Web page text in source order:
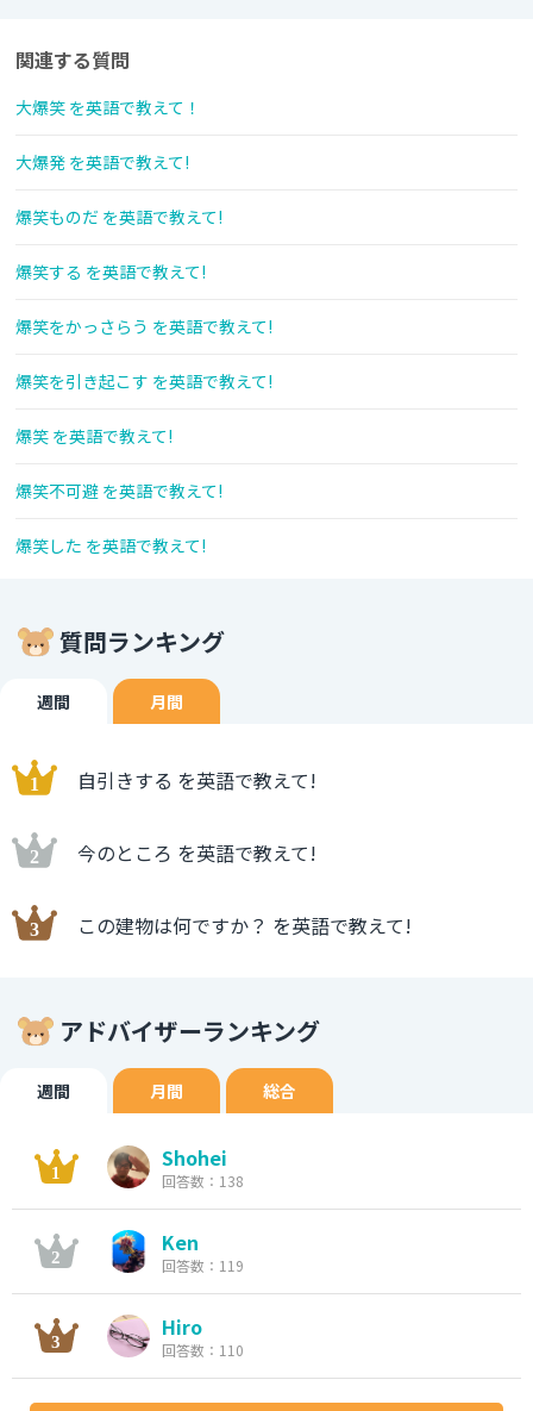
関連する質問
大爆笑 を英語で教えて！
大爆発 を英語で教えて!
爆笑ものだ を英語で教えて!
爆笑する を英語で教えて!
爆笑をかっさらう を英語で教えて!
爆笑を引き起こす を英語で教えて!
爆笑 を英語で教えて!
爆笑不可避 を英語で教えて!
爆笑した を英語で教えて!
質問ランキング
週間 月間
自引きする を英語で教えて!
今のところ を英語で教えて!
この建物は何ですか？ を英語で教えて!
アドバイザーランキング
週間 月間 総合
Shohei
回答数：138
Ken
回答数：119
Hiro
回答数：110